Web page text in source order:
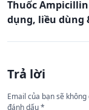
h
ư
n
b
Thuốc
dụng, liều dùng
Trả lời
Email của bạn sẽ
đánh dấu*